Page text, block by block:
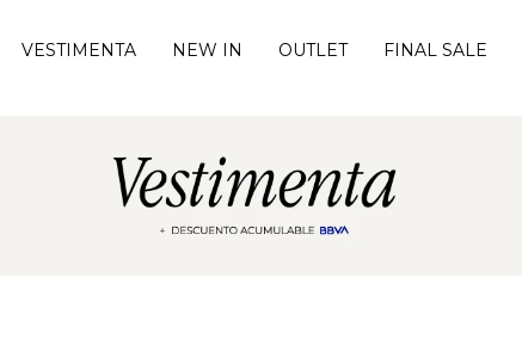
VESTIMENTA NEW IN OUTLET FINAL SALE